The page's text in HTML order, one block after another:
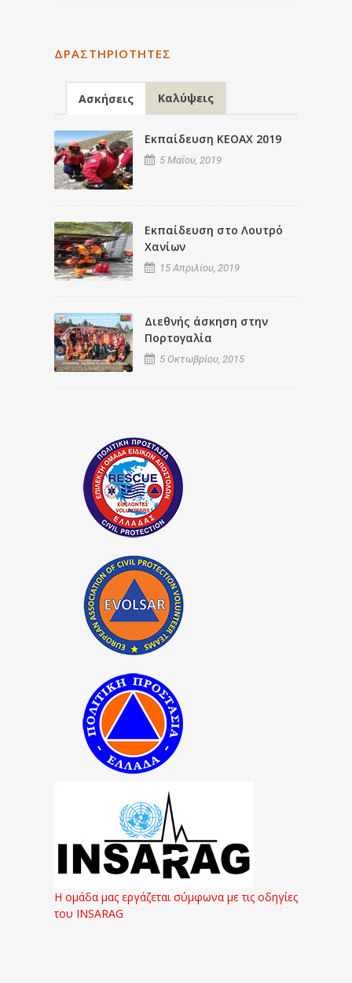
ΔΡΑΣΤΗΡΙΌΤΗΤΕΣ
Ασκήσεις Καλύψεις
Εκπαίδευση ΚΕΟΑΧ 2019
5 Μαΐου, 2019
Εκπαίδευση στο Λουτρό
Χανίων
15 Απριλίου, 2019
Διεθνής άσκηση στην
Πορτογαλία
5 Οκτωβρίου, 2015
Η ομάδα μας εργάζεται σύμφωνα με τις οδηγίες
του INSARAG